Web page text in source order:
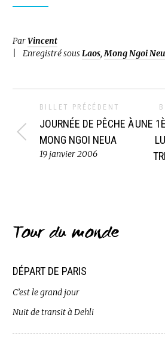
ParVincent
Enregistré sousLaos,Mong Ngoi
BILLET PRÉCÉDENT
JOURNÉE DE PÊCHE À
MONG NGOI NEUA
19 janvier 2006
UNE
Tour du monde
DÉPART DE PARIS
C’est le grand jour
Nuit de transit à Dehli